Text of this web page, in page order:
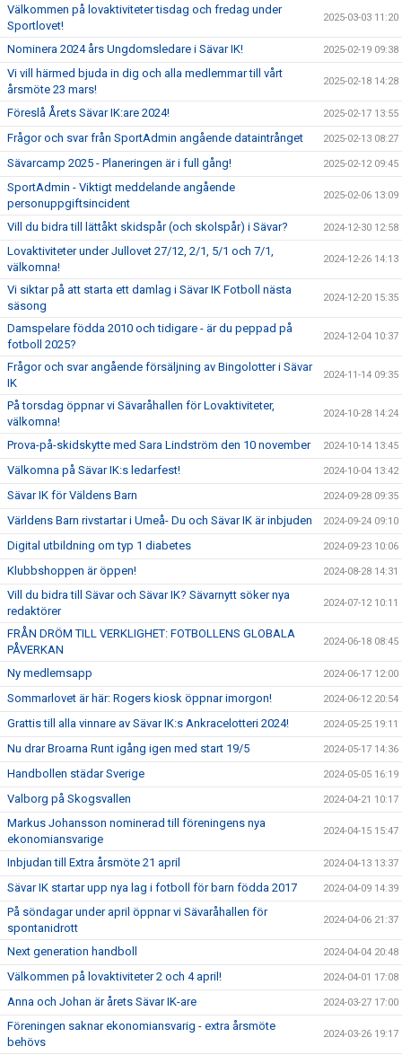
Välkommen på lovaktiviteter tisdag och fredag under
Sportlovet!
2025-03-03 11:20
Nominera 2024 års Ungdomsledare i Sävar IK! 2025-02-19 09:38
Vi vill härmed bjuda in dig och alla medlemmar till vårt
årsmöte 23 mars!
2025-02-18 14:28
Föreslå Årets Sävar IK:are 2024! 2025-02-17 13:55
Frågor och svar från SportAdmin angående dataintrånget 2025-02-13 08:27
Sävarcamp 2025 - Planeringen är i full gång! 2025-02-12 09:45
SportAdmin - Viktigt meddelande angående
personuppgiftsincident
2025-02-06 13:09
Vill du bidra till lättåkt skidspår (och skolspår) i Sävar? 2024-12-30 12:58
Lovaktiviteter under Jullovet 27/12, 2/1, 5/1 och 7/1,
välkomna!
2024-12-26 14:13
Vi siktar på att starta ett damlag i Sävar IK Fotboll nästa
säsong
2024-12-20 15:35
Damspelare födda 2010 och tidigare - är du peppad på
fotboll 2025?
2024-12-04 10:37
Frågor och svar angående försäljning av Bingolotter i Sävar
IK
2024-11-14 09:35
På torsdag öppnar vi Sävaråhallen för Lovaktiviteter,
välkomna!
2024-10-28 14:24
Prova-på-skidskytte med Sara Lindström den 10 november 2024-10-14 13:45
Välkomna på Sävar IK:s ledarfest! 2024-10-04 13:42
Sävar IK för Väldens Barn 2024-09-28 09:35
Världens Barn rivstartar i Umeå- Du och Sävar IK är inbjuden 2024-09-24 09:10
Digital utbildning om typ 1 diabetes 2024-09-23 10:06
Klubbshoppen är öppen! 2024-08-28 14:31
Vill du bidra till Sävar och Sävar IK? Sävarnytt söker nya
redaktörer
2024-07-12 10:11
FRÅN DRÖM TILL VERKLIGHET: FOTBOLLENS GLOBALA
PÅVERKAN
2024-06-18 08:45
Ny medlemsapp 2024-06-17 12:00
Sommarlovet är här: Rogers kiosk öppnar imorgon! 2024-06-12 20:54
Grattis till alla vinnare av Sävar IK:s Ankracelotteri 2024! 2024-05-25 19:11
Nu drar Broarna Runt igång igen med start 19/5 2024-05-17 14:36
Handbollen städar Sverige 2024-05-05 16:19
Valborg på Skogsvallen 2024-04-21 10:17
Markus Johansson nominerad till föreningens nya
ekonomiansvarige
2024-04-15 15:47
Inbjudan till Extra årsmöte 21 april 2024-04-13 13:37
Sävar IK startar upp nya lag i fotboll för barn födda 2017 2024-04-09 14:39
På söndagar under april öppnar vi Sävaråhallen för
spontanidrott
2024-04-06 21:37
Next generation handboll 2024-04-04 20:48
Välkommen på lovaktiviteter 2 och 4 april! 2024-04-01 17:08
Anna och Johan är årets Sävar IK-are 2024-03-27 17:00
Föreningen saknar ekonomiansvarig - extra årsmöte
behövs
2024-03-26 19:17